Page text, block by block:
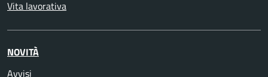
Vita lavorativa
NOVITÀ
Avvisi